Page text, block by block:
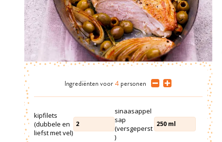
Ingrediënten voor 4 personen
kipfilets
(dubbele en
liefst met vel)
2
sinaasappel
sap
(versgeperst
)
250 ml